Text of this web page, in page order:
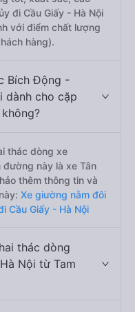
đi Cầu Giấy - Hà Nội
với điểm chất lượng
hàng).
Bích Động -
dành cho cặp
thác dòng xe
này là xe Tân
thêm thông tin và
Xe giường nằm đôi
Cầu Giấy - Hà Nội
thác dòng
Nội từ Tam